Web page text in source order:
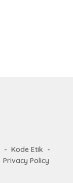
Kode Etik
Privacy Policy